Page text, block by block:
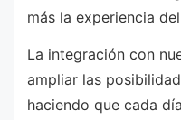
más la experiencia
La integración con
ampliar las
haciendo que cada